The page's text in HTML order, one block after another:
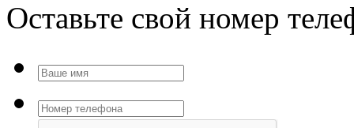
Оставьте свой номер